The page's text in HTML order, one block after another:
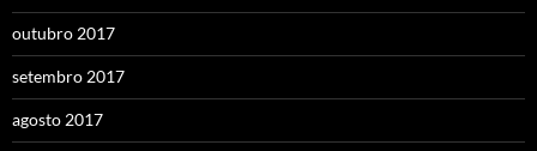
outubro 2017
setembro 2017
agosto 2017